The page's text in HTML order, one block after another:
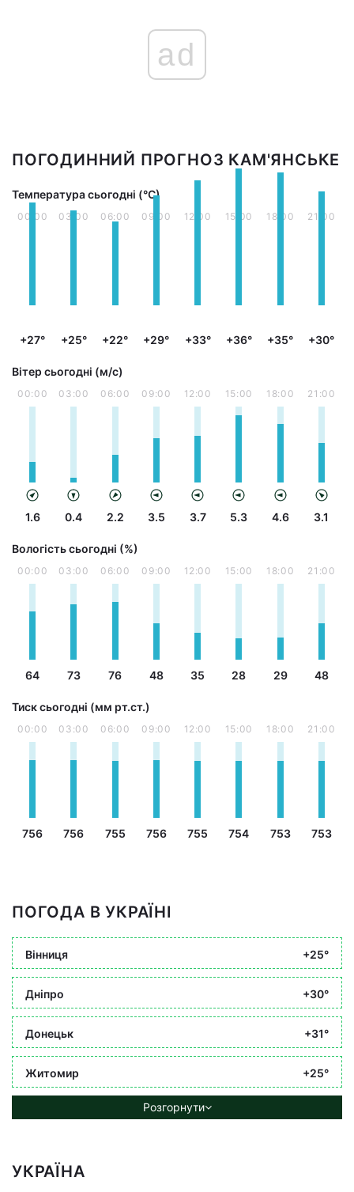
ad
ПОГОДИННИЙ ПРОГНОЗ КАМ'ЯНСЬКЕ
Температура сьогодні (°С)
00:00
+27°
03:00
+25°
06:00
+22°
09:00
+29°
12:00
+33°
15:00
+36°
18:00
+35°
21:00
+30°
Вітер сьогодні (м/с)
00:00
1.6
03:00
0.4
06:00
2.2
09:00
3.5
12:00
3.7
15:00
5.3
18:00
4.6
21:00
3.1
Вологість сьогодні (%)
00:00
64
03:00
73
06:00
76
09:00
48
12:00
35
15:00
28
18:00
29
21:00
48
Тиск сьогодні (мм рт.ст.)
00:00
756
03:00
756
06:00
755
09:00
756
12:00
755
15:00
754
18:00
753
21:00
753
ПОГОДА В УКРАЇНІ
Вінниця +25°
Дніпро +30°
Донецьк +31°
Житомир +25°
Розгорнути
УКРАЇНА